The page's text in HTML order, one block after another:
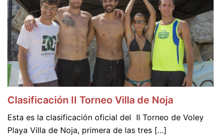
Clasificación II Torneo Villa de Noja
Esta es la clasificación oficial del II Torneo de Voley
Playa Villa de Noja, primera de las tres […]